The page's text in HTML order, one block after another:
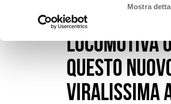
Mostra
Guida alla Produzione
VIRALISSIMA
Mi specchio
Locomotiva
questo
Viralissima